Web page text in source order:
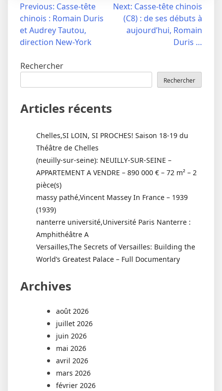
Navigation
l’article
Previous: Casse-tête
chinois : Romain Duris
et Audrey Tautou,
direction New-York
Next: Casse-tête chinois
(C8) : de ses débuts à
aujourd’hui, Romain
Duris …
Rechercher
Rechercher
Articles récents
Chelles,SI LOIN, SI PROCHES! Saison 18-19 du
Théâtre de Chelles
(neuilly-sur-seine): NEUILLY-SUR-SEINE –
APPARTEMENT A VENDRE – 890 000 € – 72 m² – 2
pièce(s)
massy pathé,Vincent Massey In France – 1939
(1939)
nanterre université,Université Paris Nanterre :
Amphithéâtre A
Versailles,The Secrets of Versailles: Building the
World’s Greatest Palace – Full Documentary
Archives
août 2026
juillet 2026
juin 2026
mai 2026
avril 2026
mars 2026
février 2026